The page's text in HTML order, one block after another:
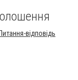
Питання-відповідь